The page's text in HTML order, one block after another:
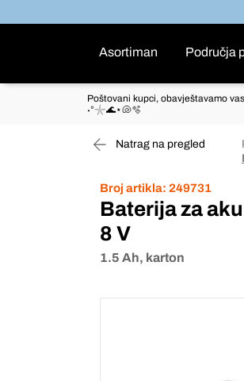
Asortiman Područja
Poštovani kupci, obavještavamo
˖°𓇼🌊⋆🐚🫧
Natrag na pregled
Broj artikla: 249731
Baterija za
8 V
1.5 Ah, karton